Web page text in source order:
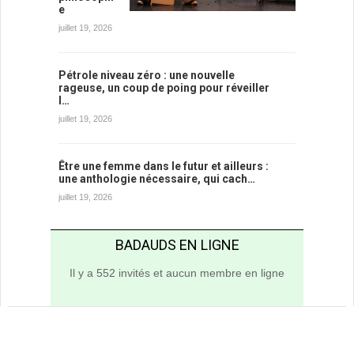
e
juillet 19, 2026
Pétrole niveau zéro : une nouvelle
rageuse, un coup de poing pour réveiller
l…
juillet 19, 2026
Être une femme dans le futur et ailleurs :
une anthologie nécessaire, qui cach…
juillet 19, 2026
BADAUDS EN LIGNE
Il y a 552 invités et aucun membre en ligne